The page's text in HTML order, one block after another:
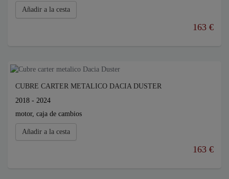
Añadir a la cesta
163 €
CUBRE CARTER METALICO DACIA DUSTER
2018 - 2024
motor, caja de cambios
Añadir a la cesta
163 €